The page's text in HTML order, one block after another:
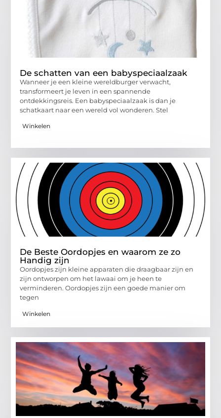
De schatten van een babyspeciaalzaak
Wanneer je een kleine wereldburger verwacht,
transformeert je leven in een spannende
ontdekkingsreis. Een babyspeciaalzaak is dan je
schatkaart naar een wereld vol wonderen. Stel
Winkelen
De Beste Oordopjes en waarom ze zo
Handig zijn
Oordopjes zijn kleine apparaten die draagbaar zijn en
zijn ontworpen om het lawaai om je heen te
verminderen. Oordopjes zijn een goede manier om
tegen
Winkelen